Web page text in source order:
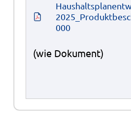
000
(wie Dokument)